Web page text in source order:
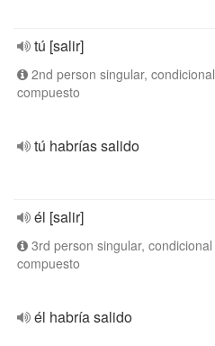
tú [salir]
2nd person singular, condicional
compuesto
tú habrías salido
él [salir]
3rd person singular, condicional
compuesto
él habría salido